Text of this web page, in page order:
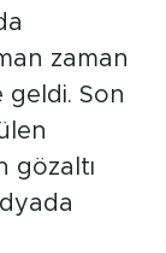
zaman
geldi. Son
gözaltı